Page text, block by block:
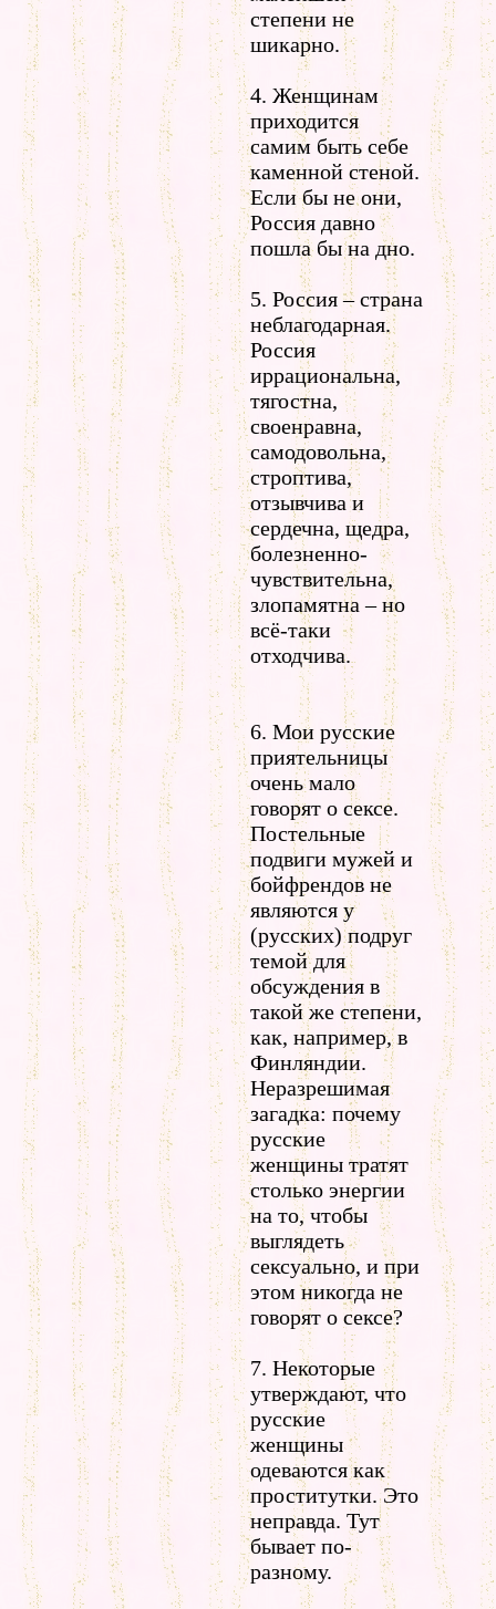
степени не
шикарно.
4. Женщинам
приходится
самим быть себе
каменной стеной.
Если бы не они,
Россия давно
пошла бы на дно.
5. Россия – страна
неблагодарная.
Россия
иррациональна,
тягостна,
своенравна,
самодовольна,
строптива,
отзывчива и
сердечна, щедра,
болезненно-
чувствительна,
злопамятна – но
всё-таки
отходчива.
6. Мои русские
приятельницы
очень мало
говорят о сексе.
Постельные
подвиги мужей и
бойфрендов не
являются у
(русских) подруг
темой для
обсуждения в
такой же степени,
как, например, в
Финляндии.
Неразрешимая
загадка: почему
русские
женщины тратят
столько энергии
на то, чтобы
выглядеть
сексуально, и при
этом никогда не
говорят о сексе?
7. Некоторые
утверждают, что
русские
женщины
одеваются как
проститутки. Это
неправда. Тут
бывает по-
разному.